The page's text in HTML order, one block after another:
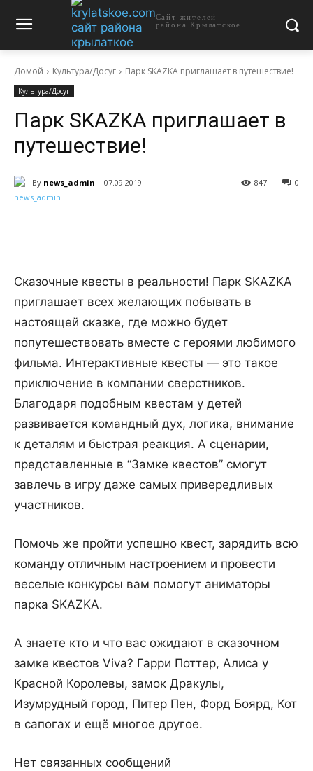
Сайт жителей
района Крылатское
Домой Культура/Досуг Парк SKAZKA приглашает в путешествие!
Культура/Досуг
Парк SKAZKA приглашает в
путешествие!
By news_admin 07.09.2019 0
847
Сказочные квесты в реальности! Парк SKAZKA
приглашает всех желающих побывать в
настоящей сказке, где можно будет
попутешествовать вместе с героями любимого
фильма. Интерактивные квесты — это такое
приключение в компании сверстников.
Благодаря подобным квестам у детей
развивается командный дух, логика, внимание
к деталям и быстрая реакция. А сценарии,
представленные в “Замке квестов” смогут
завлечь в игру даже самых привередливых
участников.
Помочь же пройти успешно квест, зарядить всю
команду отличным настроением и провести
веселые конкурсы вам помогут аниматоры
парка SKAZKA.
А знаете кто и что вас ожидают в сказочном
замке квестов Viva? Гарри Поттер, Алиса у
Красной Королевы, замок Дракулы,
Изумрудный город, Питер Пен, Форд Боярд, Кот
в сапогах и ещё многое другое.
Нет связанных сообщений